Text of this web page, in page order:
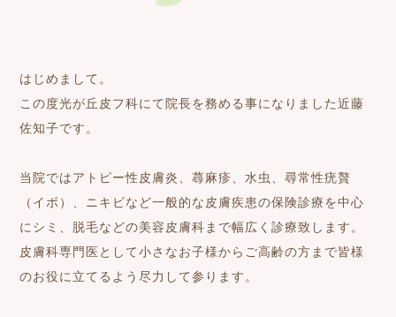
はじめまして。
この度光が丘皮フ科にて院長を務める事になりました近藤
佐知子です。
当院ではアトピー性皮膚炎、蕁麻疹、水虫、尋常性疣贅
（イボ）、ニキビなど一般的な皮膚疾患の保険診療を中心
にシミ、脱毛などの美容皮膚科まで幅広く診療致します。
皮膚科専門医として小さなお子様からご高齢の方まで皆様
のお役に立てるよう尽力して参ります。